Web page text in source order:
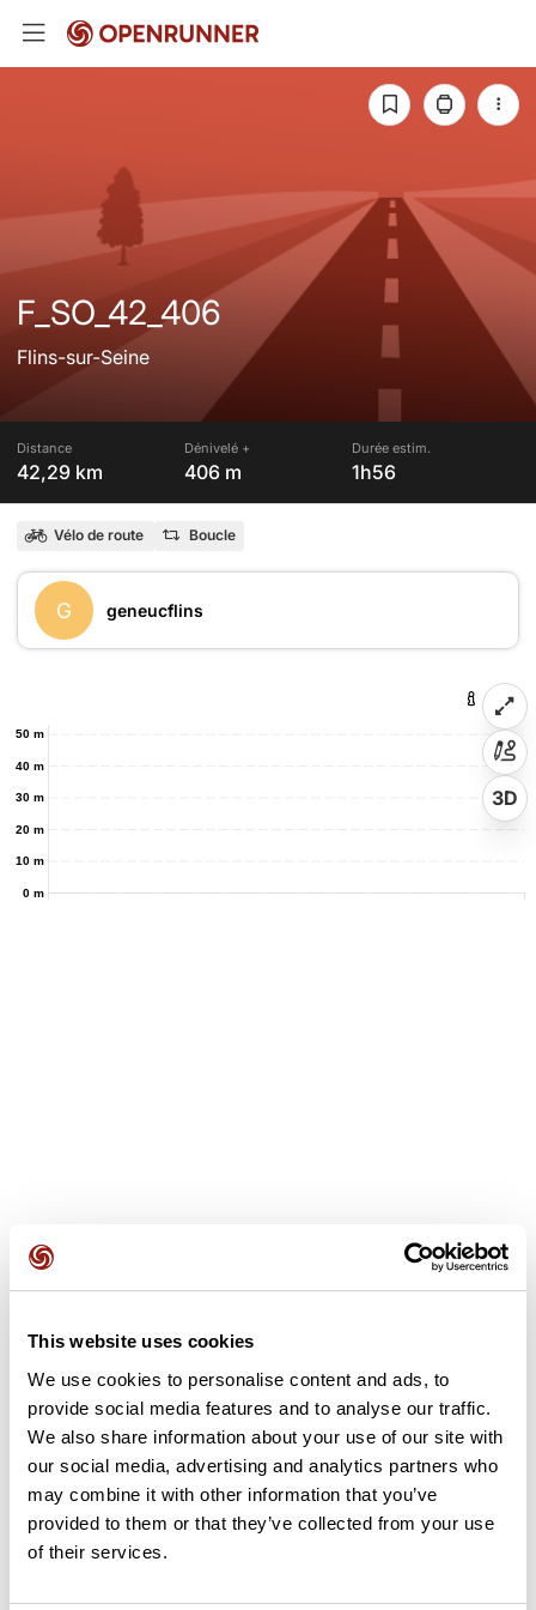
This website uses cookies
We use cookies to personalise content and ads, to
provide social media features and to analyse our traffic.
We also share information about your use of our site with
our social media, advertising and analytics partners who
may combine it with other information that you’ve
provided to them or that they’ve collected from your use
of their services.
F_SO_42_406
Flins-sur-Seine
Distance
42,29 km
Dénivelé +
406 m
Durée estim.
1h56
Vélo de route Boucle
G geneucflins
0 m
10 m
20 m
30 m
40 m
50 m
3D
Ajouter un avis
Découvrez ce parcours de vélo de 42,3 km à proximité de